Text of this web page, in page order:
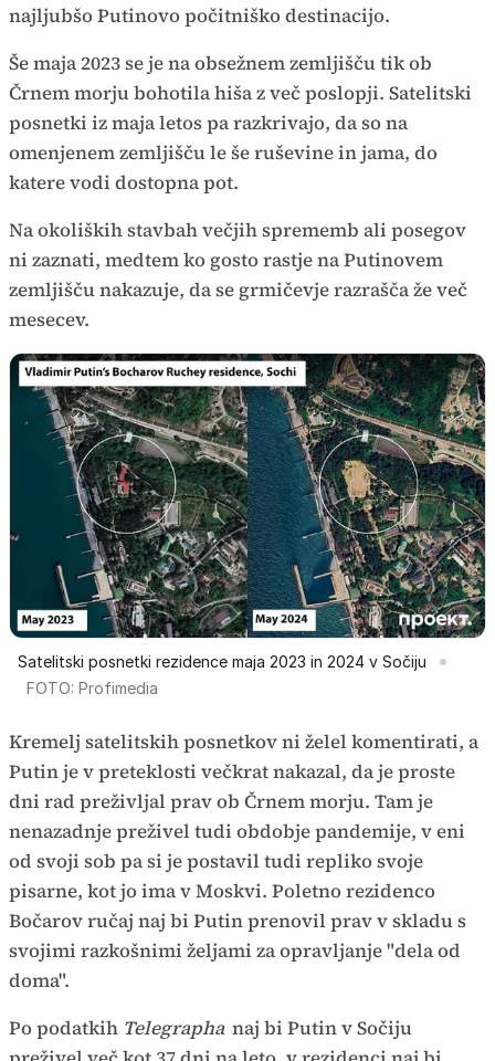
najljubšo Putinovo počitniško destinacijo.
Še maja 2023 se je na obsežnem zemljišču tik ob
Črnem morju bohotila hiša z več poslopji. Satelitski
posnetki iz maja letos pa razkrivajo, da so na
omenjenem zemljišču le še ruševine in jama, do
katere vodi dostopna pot.
Na okoliških stavbah večjih sprememb ali posegov
ni zaznati, medtem ko gosto rastje na Putinovem
zemljišču nakazuje, da se grmičevje razrašča že več
mesecev.
Satelitski posnetki rezidence maja 2023 in 2024 v Sočiju
FOTO: Profimedia
Kremelj satelitskih posnetkov ni želel komentirati, a
Putin je v preteklosti večkrat nakazal, da je proste
dni rad preživljal prav ob Črnem morju. Tam je
nenazadnje preživel tudi obdobje pandemije, v eni
od svoji sob pa si je postavil tudi repliko svoje
pisarne, kot jo ima v Moskvi. Poletno rezidenco
Bočarov ručaj naj bi Putin prenovil prav v skladu s
svojimi razkošnimi željami za opravljanje "dela od
doma".
Po podatkih Telegrapha naj bi Putin v Sočiju